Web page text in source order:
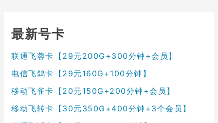
最新号卡
联通飞蓉卡【29元200G+300分钟+会员】
电信飞鸽卡【29元160G+100分钟】
移动飞雀卡【20元150G+200分钟+会员】
移动飞转卡【30元350G+400分钟+3个会员】